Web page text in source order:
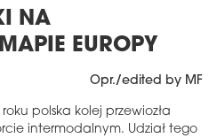
NA
EUROPY
Opr./edited by MF
polska kolej przewiozła
intermodalnym. Udział tego